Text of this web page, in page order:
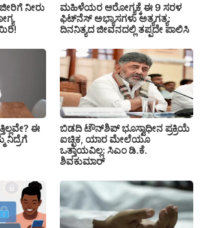
ನೀರು
ಮಹಿಳೆಯರ ಆರೋಗ್ಯಕ್ಕೆ ಈ 9 ಸರಳ
ಫಿಟ್‌ನೆಸ್‌ ಅಭ್ಯಾಸಗಳು ಅತ್ಯಗತ್ಯ:
ದಿನನಿತ್ಯದ ಜೀವನದಲ್ಲಿ ತಪ್ಪದೇ ಪಾಲಿಸಿ
ಈ
ನಿದ್ರೆಗೆ
ಬಿಡದಿ ಟೌನ್‌ಶಿಪ್‌ ಭೂಸ್ವಾಧೀನ ಪ್ರಕ್ರಿಯೆ
ಐಚ್ಛಿಕ, ಯಾರ ಮೇಲೆಯೂ
ಒತ್ತಾಯವಿಲ್ಲ: ಸಿಎಂ ಡಿ.ಕೆ.
ಶಿವಕುಮಾರ್